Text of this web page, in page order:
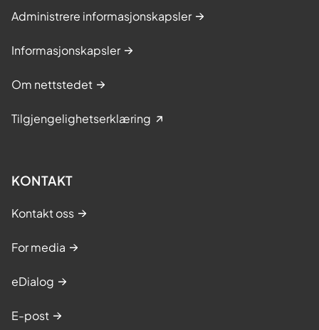
Administrere informasjonskapsler
Informasjonskapsler
Om nettstedet
Tilgjengelighetserklæring
KONTAKT
Kontakt oss
For media
eDialog
E-post